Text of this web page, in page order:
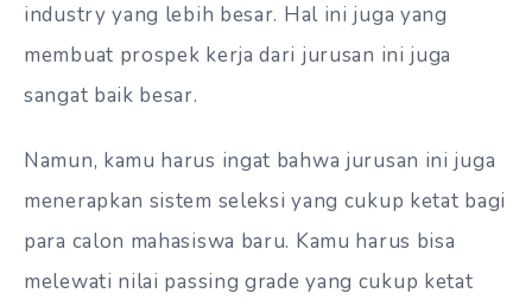
industry yang lebih besar. Hal ini juga yang
membuat prospek kerja dari jurusan ini juga
sangat baik besar.
Namun, kamu harus ingat bahwa jurusan ini juga
menerapkan sistem seleksi yang cukup ketat bagi
para calon mahasiswa baru. Kamu harus bisa
melewati nilai passing grade yang cukup ketat